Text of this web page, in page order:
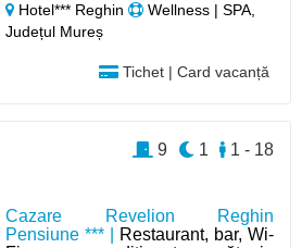
Hotel*** Reghin
Wellness | SPA,
Județul Mureș
Tichet | Card vacanță
Cazare Revelion Reghin
Pensiune *** |
Restaurant, bar, Wi-
1 - 18
1
9